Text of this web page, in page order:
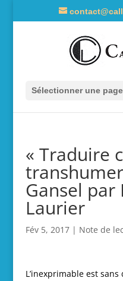
Sélectionner une page
« Traduire
Gansel par
Laurier
Fév 5, 2017| Note de
L’inexprimable est